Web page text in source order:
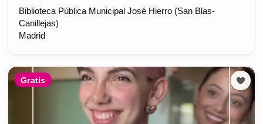
Biblioteca Pública Municipal José Hierro (San Blas-
Canillejas)
Madrid
Gratis